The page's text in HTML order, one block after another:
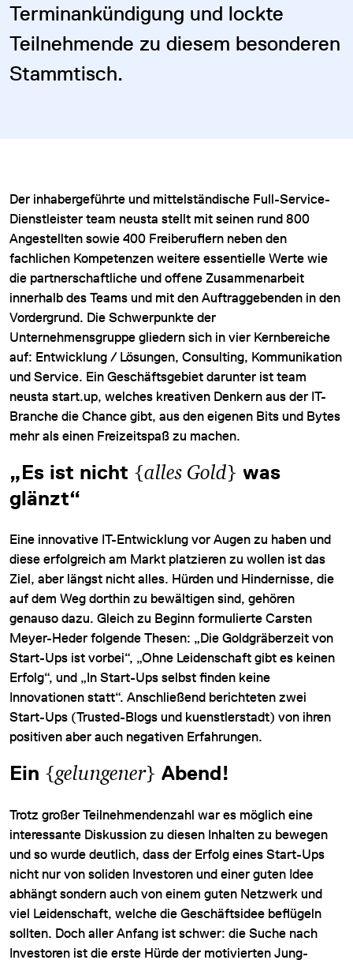
Terminankündigung und lockte
Teilnehmende zu diesem besonderen
Stammtisch.
Der inhabergeführte und mittelständische Full-Service-
Dienstleister team neusta stellt mit seinen rund 800
Angestellten sowie 400 Freiberuflern neben den
fachlichen Kompetenzen weitere essentielle Werte wie
die partnerschaftliche und offene Zusammenarbeit
innerhalb des Teams und mit den Auftraggebenden in den
Vordergrund. Die Schwerpunkte der
Unternehmensgruppe gliedern sich in vier Kernbereiche
auf: Entwicklung / Lösungen, Consulting, Kommunikation
und Service. Ein Geschäftsgebiet darunter ist team
neusta start.up, welches kreativen Denkern aus der IT-
Branche die Chance gibt, aus den eigenen Bits und Bytes
mehr als einen Freizeitspaß zu machen.
„Es ist nicht {alles Gold} was
glänzt“
Eine innovative IT-Entwicklung vor Augen zu haben und
diese erfolgreich am Markt platzieren zu wollen ist das
Ziel, aber längst nicht alles. Hürden und Hindernisse, die
auf dem Weg dorthin zu bewältigen sind, gehören
genauso dazu. Gleich zu Beginn formulierte Carsten
Meyer-Heder folgende Thesen: „Die Goldgräberzeit von
Start-Ups ist vorbei“, „Ohne Leidenschaft gibt es keinen
Erfolg“, und „In Start-Ups selbst finden keine
Innovationen statt“. Anschließend berichteten zwei
Start-Ups (Trusted-Blogs und kuenstlerstadt) von ihren
positiven aber auch negativen Erfahrungen.
Ein {gelungener} Abend!
Trotz großer Teilnehmendenzahl war es möglich eine
interessante Diskussion zu diesen Inhalten zu bewegen
und so wurde deutlich, dass der Erfolg eines Start-Ups
nicht nur von soliden Investoren und einer guten Idee
abhängt sondern auch von einem guten Netzwerk und
viel Leidenschaft, welche die Geschäftsidee beflügeln
sollten. Doch aller Anfang ist schwer: die Suche nach
Investoren ist die erste Hürde der motivierten Jung-